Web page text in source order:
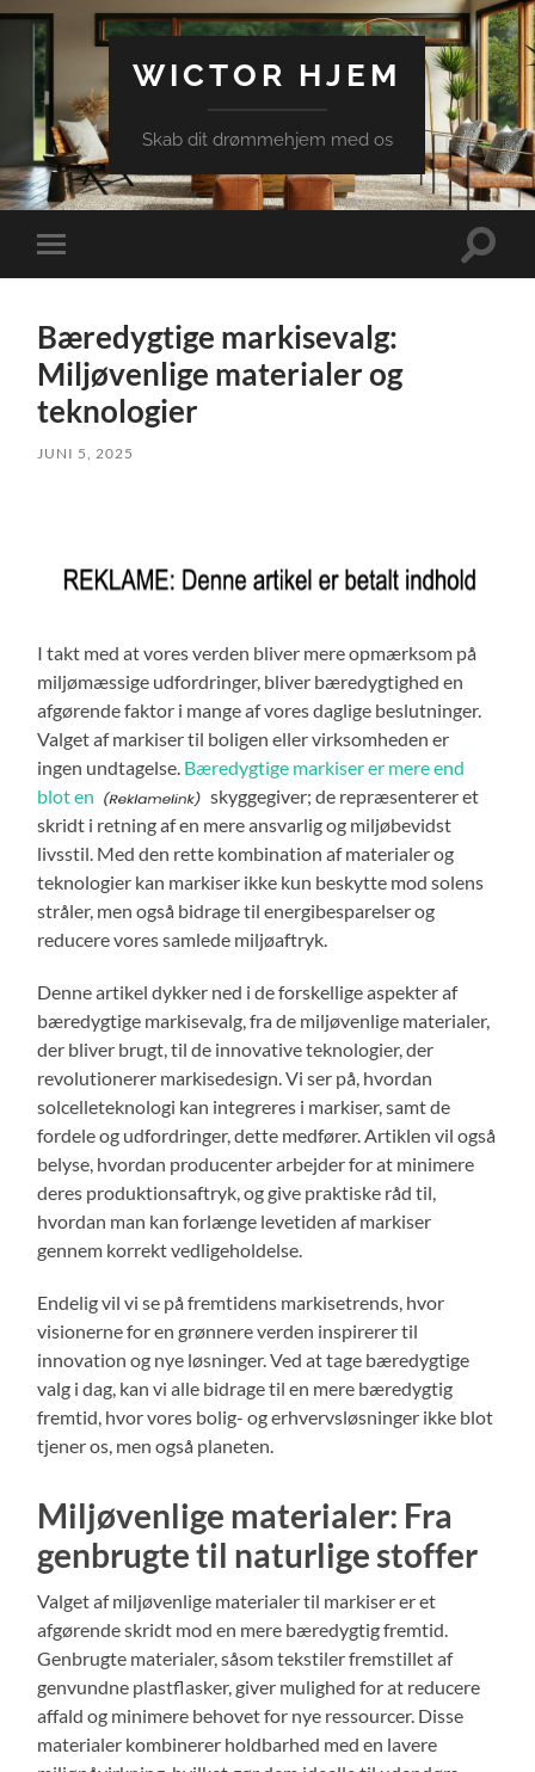
WICTOR HJEM
Skab dit drømmehjem med os
Toggle
mobile
Toggle
Bæredygtige markisevalg:
Miljøvenlige materialer og
teknologier
JUNI 5, 2025
I takt med at vores verden bliver mere opmærksom på
miljømæssige udfordringer, bliver bæredygtighed en
afgørende faktor i mange af vores daglige beslutninger.
Valget af markiser til boligen eller virksomheden er
ingen undtagelse. Bæredygtige markiser er mere end
blot en
skyggegiver; de repræsenterer et
skridt i retning af en mere ansvarlig og miljøbevidst
livsstil. Med den rette kombination af materialer og
teknologier kan markiser ikke kun beskytte mod solens
stråler, men også bidrage til energibesparelser og
reducere vores samlede miljøaftryk.
Denne artikel dykker ned i de forskellige aspekter af
bæredygtige markisevalg, fra de miljøvenlige materialer,
der bliver brugt, til de innovative teknologier, der
revolutionerer markisedesign. Vi ser på, hvordan
solcelleteknologi kan integreres i markiser, samt de
fordele og udfordringer, dette medfører. Artiklen vil også
belyse, hvordan producenter arbejder for at minimere
deres produktionsaftryk, og give praktiske råd til,
hvordan man kan forlænge levetiden af markiser
gennem korrekt vedligeholdelse.
Endelig vil vi se på fremtidens markisetrends, hvor
visionerne for en grønnere verden inspirerer til
innovation og nye løsninger. Ved at tage bæredygtige
valg i dag, kan vi alle bidrage til en mere bæredygtig
fremtid, hvor vores bolig- og erhvervsløsninger ikke blot
tjener os, men også planeten.
Miljøvenlige materialer: Fra
genbrugte til naturlige stoffer
Valget af miljøvenlige materialer til markiser er et
afgørende skridt mod en mere bæredygtig fremtid.
Genbrugte materialer, såsom tekstiler fremstillet af
genvundne plastflasker, giver mulighed for at reducere
affald og minimere behovet for nye ressourcer. Disse
materialer kombinerer holdbarhed med en lavere